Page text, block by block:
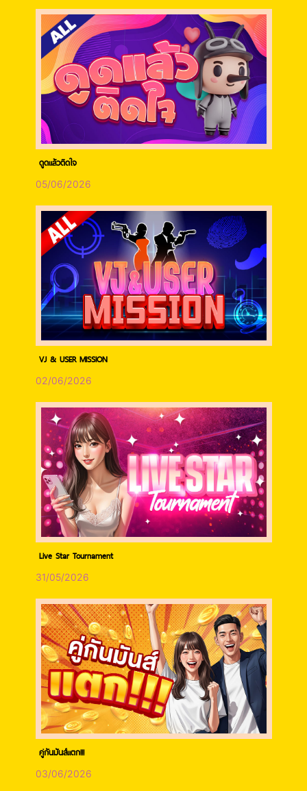
ดูดแล้วติดใจ
05/06/2026
VJ & USER MISSION
02/06/2026
Live Star Tournament
31/05/2026
คู่กันมันส์แตก!!!
03/06/2026